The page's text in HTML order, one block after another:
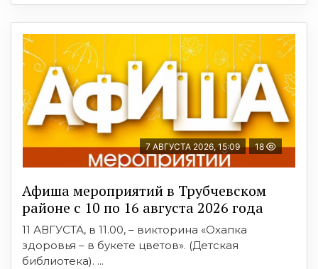
7 АВГУСТА 2026, 15:09 18
Афиша мероприятий в Трубчевском
районе с 10 по 16 августа 2026 года
11 АВГУСТА, в 11.00, – викторина «Охапка
здоровья – в букете цветов». (Детская
библиотека). ...